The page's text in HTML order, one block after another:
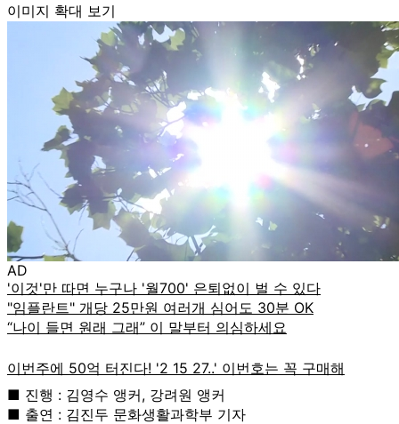
이미지 확대 보기
AD
■ 진행 : 김영수 앵커, 강려원 앵커
■ 출연 : 김진두 문화생활과학부 기자